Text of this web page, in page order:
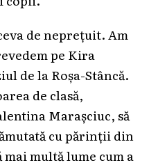
de neprețuit. Am
pe Kira
de la Roșa-Stâncă.
de clasă,
Marașciuc, să
cu părinții din
multă lume cum a